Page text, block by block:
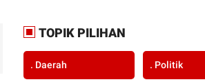
TOPIK PILIHAN
. Daerah . Politik